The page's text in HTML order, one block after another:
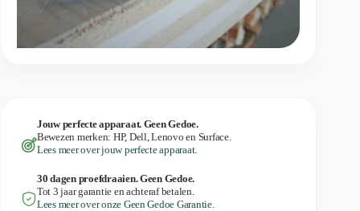
Jouw perfecte apparaat. Geen Gedoe.
Bewezen merken: HP, Dell, Lenovo en Surface.
Lees meer over jouw perfecte apparaat.
30 dagen proefdraaien. Geen Gedoe.
Tot 3 jaar garantie en achteraf betalen.
Lees meer over onze Geen Gedoe Garantie.